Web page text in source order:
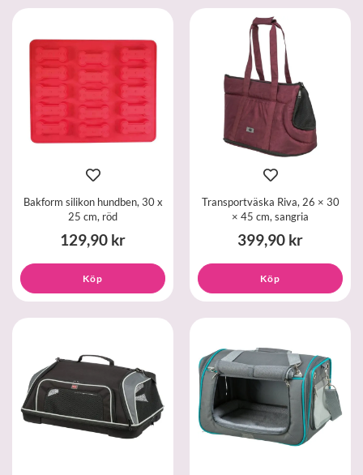
Bakform silikon hundben, 30 x
25 cm, röd
129,90 kr
Köp
Transportväska Riva, 26 × 30
× 45 cm, sangria
399,90 kr
Köp